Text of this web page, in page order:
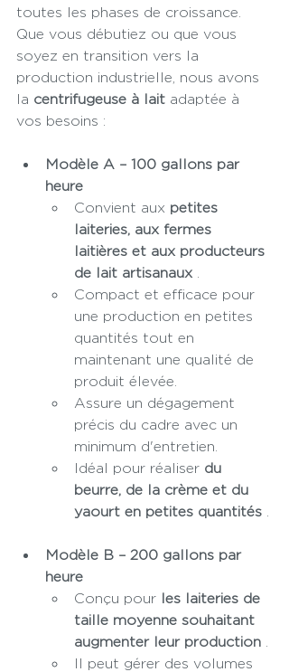
toutes les phases de croissance.
Que vous débutiez ou que vous
soyez en transition vers la
production industrielle, nous avons
la centrifugeuse à lait adaptée à
vos besoins :
Modèle A – 100 gallons par
heure
Convient aux petites
laiteries, aux fermes
laitières et aux producteurs
de lait artisanaux
Compact et efficace pour
une production en petites
quantités tout en
maintenant une qualité de
produit élevée.
Assure un dégagement
précis du cadre avec un
minimum d'entretien.
Idéal pour réaliser du
beurre, de la crème et du
yaourt en petites quantités
Modèle B – 200 gallons par
heure
Conçu pour les laiteries de
taille moyenne souhaitant
augmenter leur production
Il peut gérer des volumes